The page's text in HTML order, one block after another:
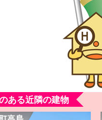
ある近隣の建物